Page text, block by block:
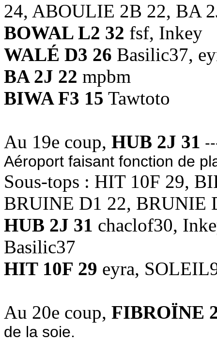
24, ABOULIE 2B 22, BA
BOWAL L2 32 fsf, Inkey
WALÉ D3 26 Basilic37,
BA 2J 22 mpbm
BIWA F3 15 Tawtoto
Au 19e coup, HUB 2J 31
Aéroport faisant fonction de
Sous-tops : HIT 10F 29,
BRUINE D1 22, BRUNIE
HUB 2J 31 chaclof30,
Basilic37
HIT 10F 29 eyra,
Au 20e coup, FIBROÏNE
de la soie.